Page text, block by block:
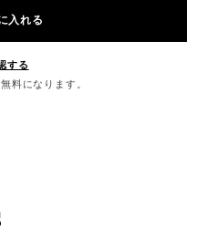
入れる
する
料になります。